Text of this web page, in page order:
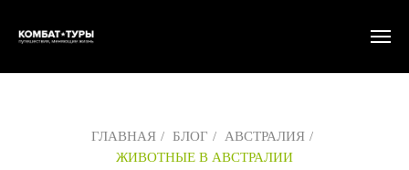
ГЛАВНАЯ / БЛОГ / АВСТРАЛИЯ /
ЖИВОТНЫЕ В АВСТРАЛИИ